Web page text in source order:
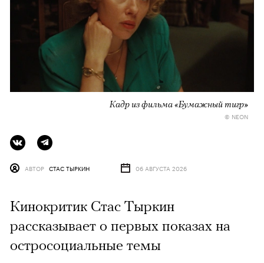
Кадр из фильма «Бумажный тигр»
© NEON
АВТОР СТАС ТЫРКИН 06 АВГУСТА 2026
Кинокритик Стас Тыркин
рассказывает о первых показах на
остросоциальные темы